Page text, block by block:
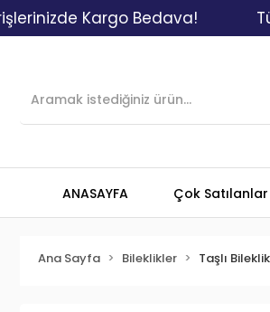
Kargo Bedava! Tüm
ANASAYFA Çok Satılanlar
Ana Sayfa Bileklikler Taşlı Bileklik